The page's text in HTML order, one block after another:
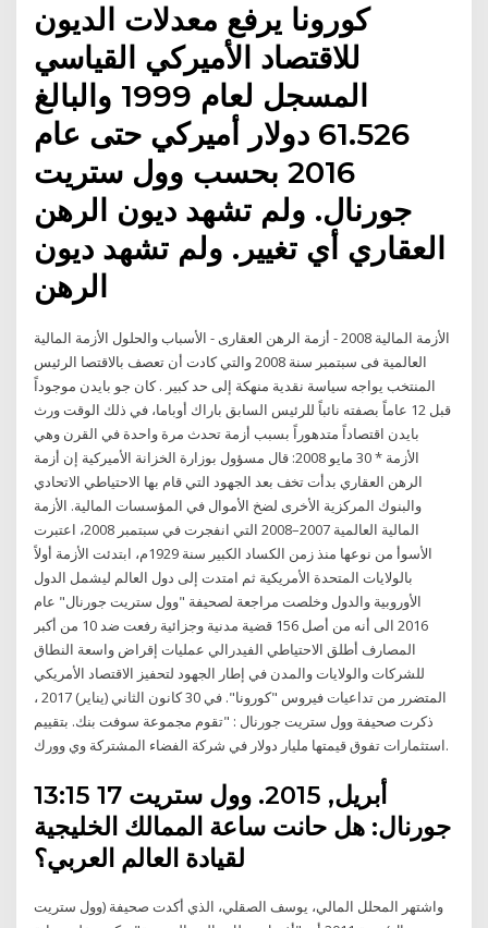
كورونا يرفع معدلات الديون
للاقتصاد الأميركي القياسي
المسجل لعام 1999 والبالغ
61.526 دولار أميركي حتى عام
2016 بحسب وول ستريت
جورنال. ولم تشهد ديون الرهن
العقاري أي تغيير. ولم تشهد ديون
الرهن
الأزمة المالية 2008 - أزمة الرهن العقارى - الأسباب والحلول الأزمة المالية
العالمية فى سبتمبر سنة 2008 والتي كادت أن تعصف بالاقتصا الرئيس
المنتخب يواجه سياسة نقدية منهكة إلى حد كبير . كان جو بايدن موجوداً
قبل 12 عاماً بصفته نائباً للرئيس السابق باراك أوباما، في ذلك الوقت ورث
بايدن اقتصاداً متدهوراً بسبب أزمة تحدث مرة واحدة في القرن وهي
الأزمة * 30 مايو 2008: قال مسؤول بوزارة الخزانة الأميركية إن أزمة
الرهن العقاري بدأت تخف بعد الجهود التي قام بها الاحتياطي الاتحادي
والبنوك المركزية الأخرى لضخ الأموال في المؤسسات المالية. الأزمة
المالية العالمية 2007–2008 التي انفجرت في سبتمبر 2008، اعتبرت
الأسوأ من نوعها منذ زمن الكساد الكبير سنة 1929م، ابتدئت الأزمة أولاً
بالولايات المتحدة الأمريكية ثم امتدت إلى دول العالم ليشمل الدول
الأوروبية والدول وخلصت مراجعة لصحيفة "وول ستريت جورنال" عام
2016 الى أنه من أصل 156 قضية مدنية وجزائية رفعت ضد 10 من أكبر
المصارف أطلق الاحتياطي الفيدرالي عمليات إقراض واسعة النطاق
للشركات والولايات والمدن في إطار الجهود لتحفيز الاقتصاد الأمريكي
المتضرر من تداعيات فيروس "كورونا". في 30 كانون الثاني (يناير) 2017 ،
ذكرت صحيفة وول ستريت جورنال : "تقوم مجموعة سوفت بنك. بتقييم
استثمارات تفوق قيمتها مليار دولار في شركة الفضاء المشتركة وي وورك.
13:15 17 أبريل, 2015. وول ستريت
جورنال: هل حانت ساعة الممالك الخليجية
لقيادة العالم العربي؟
واشتهر المحلل المالي، يوسف الصقلي، الذي أكدت صحيفة (وول ستريت